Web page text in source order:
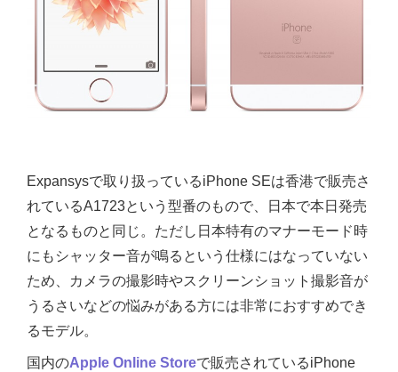
Expansysで取り扱っているiPhone SEは香港で販売さ
れているA1723という型番のもので、日本で本日発売
となるものと同じ。ただし日本特有のマナーモード時
にもシャッター音が鳴るという仕様にはなっていない
ため、カメラの撮影時やスクリーンショット撮影音が
うるさいなどの悩みがある方には非常におすすめでき
るモデル。
国内のApple Online Storeで販売されているiPhone